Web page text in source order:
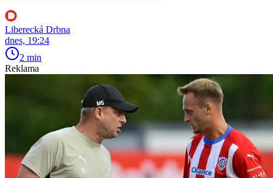
Liberecká Drbna
dnes, 19:24
2 min
Reklama